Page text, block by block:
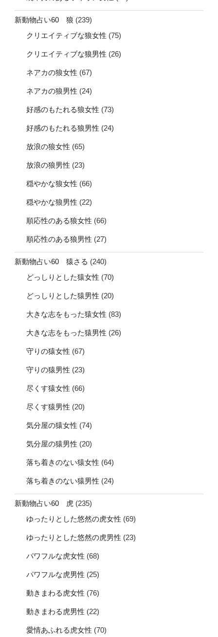
新動物占い60 狼 (239)
クリエイティブな狼女性 (75)
クリエイティブな狼男性 (26)
ネアカの狼女性 (67)
ネアカの狼男性 (24)
好感のもたれる狼女性 (73)
好感のもたれる狼男性 (24)
放浪の狼女性 (65)
放浪の狼男性 (23)
穏やかな狼女性 (66)
穏やかな狼男性 (22)
順応性のある狼女性 (66)
順応性のある狼男性 (27)
新動物占い60 猿さる (240)
どっしりとした猿女性 (70)
どっしりとした猿男性 (20)
大きな志をもった猿女性 (83)
大きな志をもった猿男性 (26)
守りの猿女性 (67)
守りの猿男性 (23)
尽くす猿女性 (66)
尽くす猿男性 (20)
気分屋の猿女性 (74)
気分屋の猿男性 (20)
落ち着きのない猿女性 (64)
落ち着きのない猿男性 (24)
新動物占い60 虎 (235)
ゆったりとした悠然の虎女性 (69)
ゆったりとした悠然の虎男性 (23)
パワフルな虎女性 (68)
パワフルな虎男性 (25)
動きまわる虎女性 (76)
動きまわる虎男性 (22)
愛情あふれる虎女性 (70)